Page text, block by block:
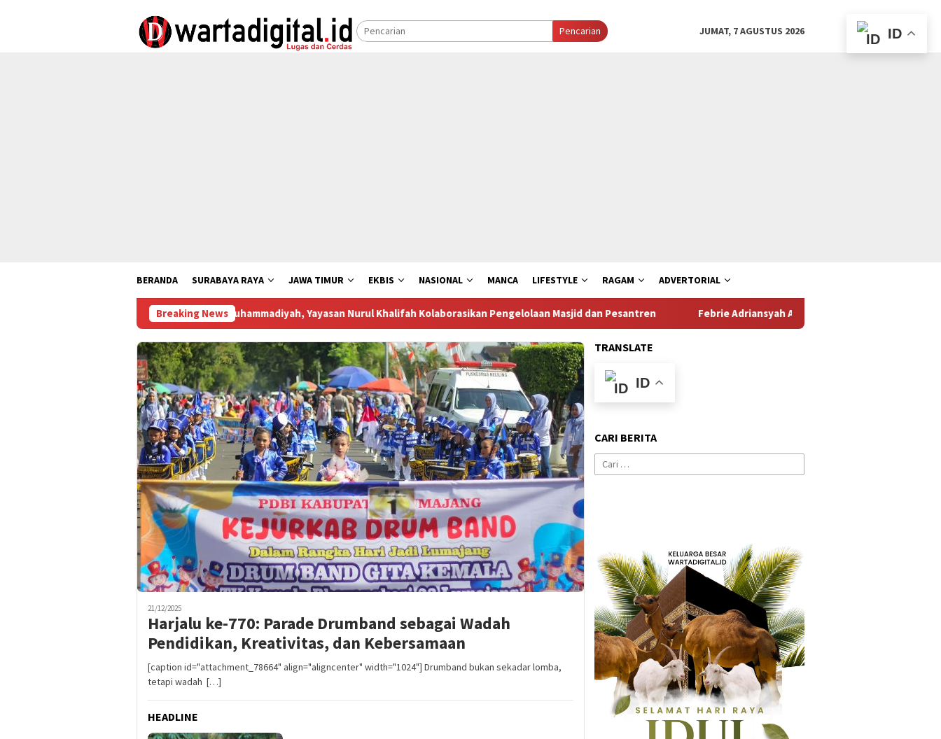
Pencarian JUMAT, 7 AGUSTUS 2026
BERANDA SURABAYA RAYA JAWA TIMUR EKBIS NASIONAL MANCA LIFESTYLE RAGAM ADVERTORIAL
Breaking News
Gandeng Muhammadiyah, Yayasan Nurul Khalifah Kolaborasikan Pengelolaan Masjid dan Pesantren Febrie Adriansyah Akhirnya Diborgol, Bawa Map Biru Hadapi Tim
21/12/2025
Harjalu ke-770: Parade Drumband sebagai Wadah
Pendidikan, Kreativitas, dan Kebersamaan
[caption id="attachment_78664" align="aligncenter" width="1024"] Drumband bukan sekadar lomba,
tetapi wadah […]
HEADLINE
TRANSLATE
ID
CARI BERITA
Cari
untuk:
ID